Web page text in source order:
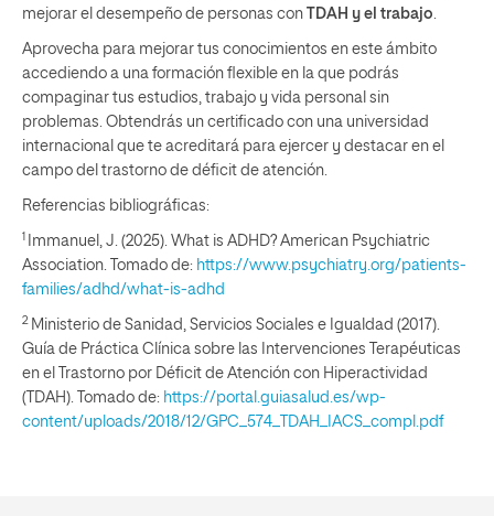
mejorar el desempeño de personas con
TDAH y el trabajo.
Aprovecha para mejorar tus conocimientos en este ámbito
accediendo a una formación flexible en la que podrás
compaginar tus estudios, trabajo y vida personal sin
problemas. Obtendrás un certificado con una universidad
internacional que te acreditará para ejercer y destacar en el
campo del trastorno de déficit de atención.
Referencias bibliográficas:
1
Immanuel, J. (2025). What is ADHD? American Psychiatric
Association. Tomado de: https://www.psychiatry.org/patients-
families/adhd/what-is-adhd
2Ministerio de Sanidad, Servicios Sociales e Igualdad (2017).
Guía de Práctica Clínica sobre las Intervenciones Terapéuticas
en el Trastorno por Déficit de Atención con Hiperactividad
(TDAH). Tomado de: https://portal.guiasalud.es/wp-
content/uploads/2018/12/GPC_574_TDAH_IACS_compl.pdf